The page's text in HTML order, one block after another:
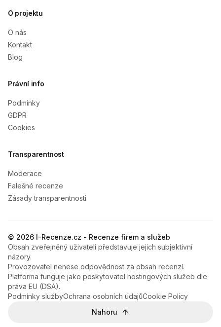
O projektu
O nás
Kontakt
Blog
Právní info
Podmínky
GDPR
Cookies
Transparentnost
Moderace
Falešné recenze
Zásady transparentnosti
© 2026 I-Recenze.cz - Recenze firem a služeb
Obsah zveřejněný uživateli představuje jejich subjektivní
názory.
Provozovatel nenese odpovědnost za obsah recenzí.
Platforma funguje jako poskytovatel hostingových služeb dle
práva EU (DSA).
Podmínky službyOchrana osobních údajůCookie Policy
Nahoru